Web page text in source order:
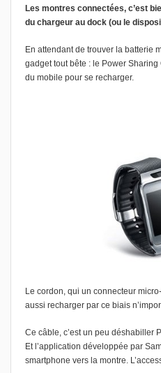
Les montres connectées, c’est
du chargeur au dock (ou le
En attendant de trouver la batterie
gadget tout bête : le Power
du mobile pour se recharger.
Le cordon, qui un connecteur
aussi recharger par ce biais
Ce câble, c’est un peu déshabiller
Et l’application développée par
smartphone vers la montre.